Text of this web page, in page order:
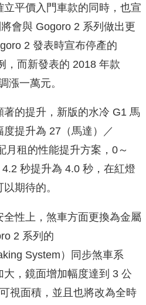
平價入門車款的同時，也宣
會與 Gogoro 2 系列做出更
2 發表時宣布停產的
，而新發表的 2018 年款
漲一萬元。
的提升，新版的水冷 G1 馬
提升為 27（馬達）／
月租的性能提升方案，0～
秒提升為 4.0 秒，在紅燈
期待的。
性上，煞車方面更換為金屬
2 系列的
System）同步煞車系
，鏡面增加幅度達到 3 公
視面積，並且也將改為全時